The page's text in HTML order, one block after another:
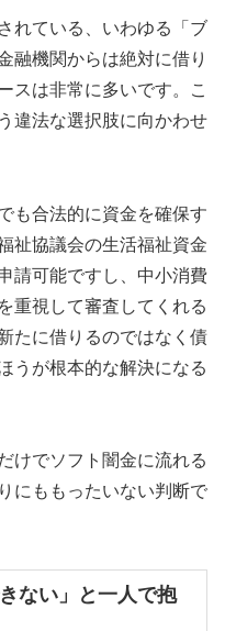
れている、いわゆる「ブ
融機関からは絶対に借り
スは非常に多いです。こ
違法な選択肢に向かわせ
も合法的に資金を確保す
祉協議会の生活福祉資金
請可能ですし、中小消費
重視して審査してくれる
たに借りるのではなく債
うが根本的な解決になる
けでソフト闇金に流れる
にももったいない判断で
ない」と一人で抱